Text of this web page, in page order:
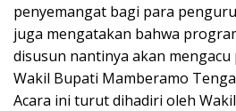
penyemangat bagi para
juga mengatakan bahwa
disusun nantinya akan mengacu
Wakil Bupati Mamberamo
Acara ini turut dihadiri oleh